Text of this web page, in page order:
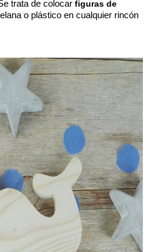
trata de colocar figuras de
o plástico en cualquier rincón